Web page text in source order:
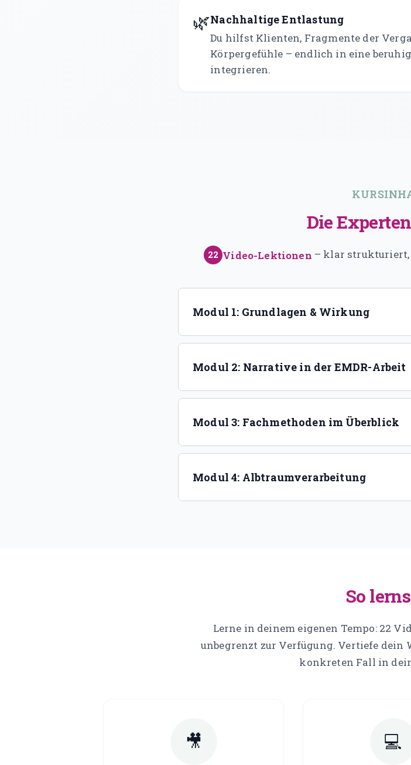
🌿Nachhaltige Entlastung
Du hilfst Klienten, Fragmente der
Körpergefühle – endlich in eine
integrieren.
Die
22 Video-Lektionen – klar
Modul 1: Grundlagen & Wirkung
Modul 2: Narrative in der EMDR-Arbeit
Modul 3: Fachmethoden im Überblick
Modul 4: Albtraumverarbeitung
So
Lerne in deinem eigenen Tempo: 22
unbegrenzt zur Verfügung. Vertiefe dein
konkreten Fall in
🎥 💻